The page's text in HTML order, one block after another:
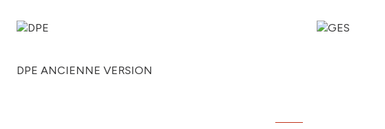
DPE ANCIENNE VERSION